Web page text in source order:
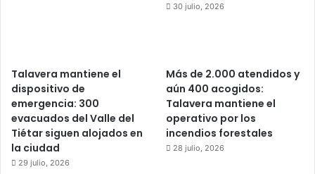
30 julio, 2026
Talavera mantiene el
dispositivo de
emergencia: 300
evacuados del Valle del
Tiétar siguen alojados en
la ciudad
29 julio, 2026
Más de 2.000 atendidos y
aún 400 acogidos:
Talavera mantiene el
operativo por los
incendios forestales
28 julio, 2026